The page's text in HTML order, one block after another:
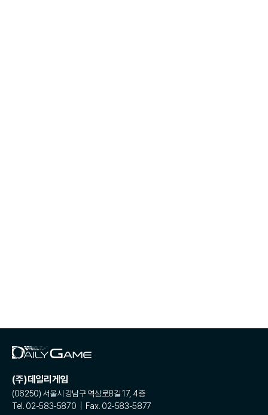
(주)데일리게임
(06250) 서울시 강남구 역삼로8길 17, 4층
Tel. 02-583-5870 | Fax. 02-583-5877